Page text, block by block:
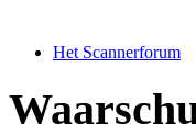
Het Scannerforum